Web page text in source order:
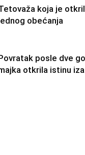
koja je
obećanja
posle dve
otkrila istinu